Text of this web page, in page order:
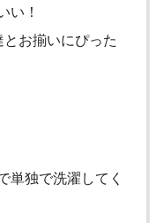
い！
お揃いにぴった
単独で洗濯してく